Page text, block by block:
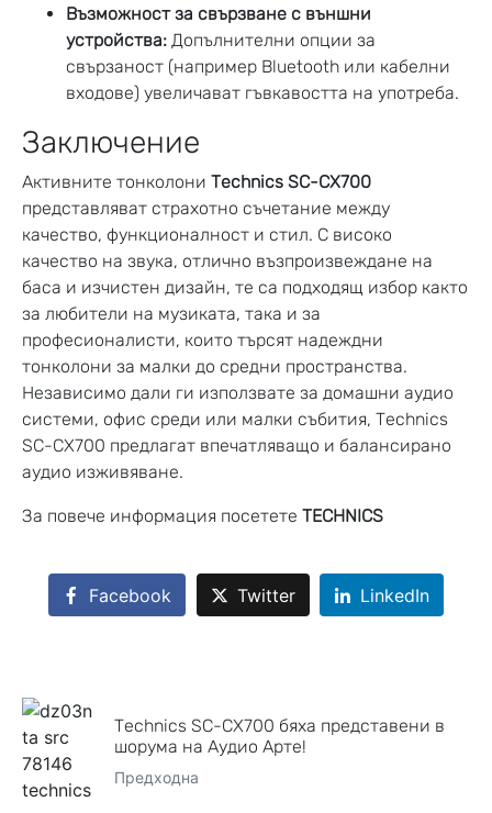
Възможност за свързване с външни
устройства: Допълнителни опции за
свързаност (например Bluetooth или кабелни
входове) увеличават гъвкавостта на употреба.
Заключение
Активните тонколони Technics SC-CX700
представляват страхотно съчетание между
качество, функционалност и стил. С високо
качество на звука, отлично възпроизвеждане на
баса и изчистен дизайн, те са подходящ избор както
за любители на музиката, така и за
професионалисти, които търсят надеждни
тонколони за малки до средни пространства.
Независимо дали ги използвате за домашни аудио
системи, офис среди или малки събития, Technics
SC-CX700 предлагат впечатляващо и балансирано
аудио изживяване.
За повече информация посетете TECHNICS
Facebook Twitter LinkedIn
Technics SC-CX700 бяха представени в
шорума на Аудио Арте!
Предходна